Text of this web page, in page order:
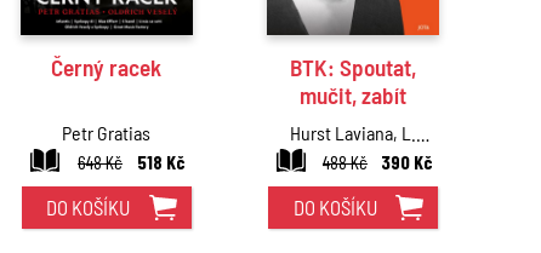
Černý racek
Petr Gratias
648 Kč
518 Kč
DO KOŠÍKU
BTK: Spoutat,
mučit, zabít
Hurst Laviana, L.
Kellyová, Roy Wenzl,
Tim Potter
488 Kč 390 Kč
DO KOŠÍKU